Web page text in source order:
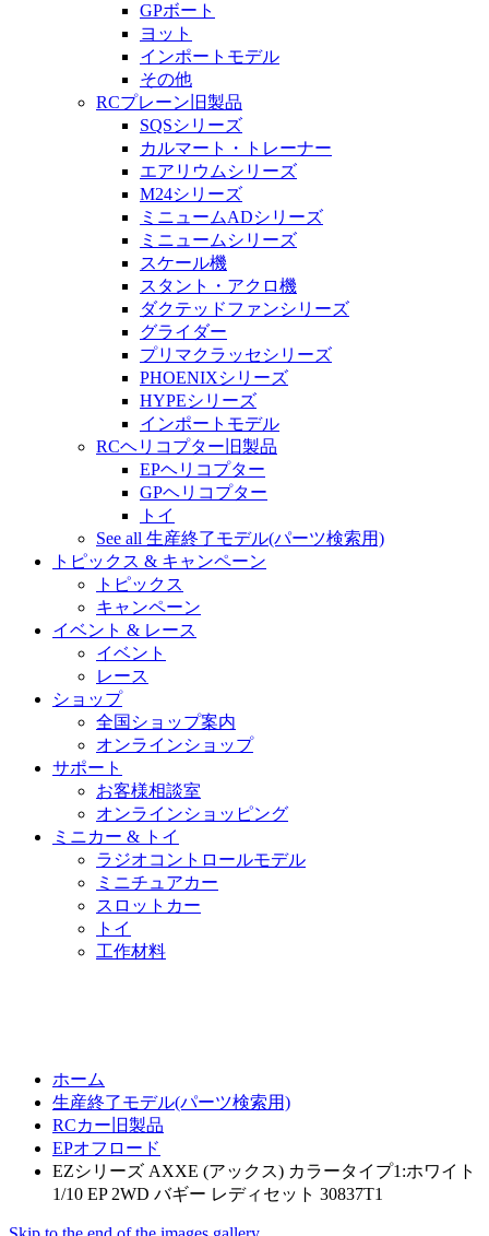
GPボート
ヨット
インポートモデル
その他
RCプレーン旧製品
SQSシリーズ
カルマート・トレーナー
エアリウムシリーズ
M24シリーズ
ミニュームADシリーズ
ミニュームシリーズ
スケール機
スタント・アクロ機
ダクテッドファンシリーズ
グライダー
プリマクラッセシリーズ
PHOENIXシリーズ
HYPEシリーズ
インポートモデル
RCヘリコプター旧製品
EPヘリコプター
GPヘリコプター
トイ
See all 生産終了モデル(パーツ検索用)
トピックス & キャンペーン
トピックス
キャンペーン
イベント & レース
イベント
レース
ショップ
全国ショップ案内
オンラインショップ
サポート
お客様相談室
オンラインショッピング
ミニカー & トイ
ラジオコントロールモデル
ミニチュアカー
スロットカー
トイ
工作材料
ホーム
生産終了モデル(パーツ検索用)
RCカー旧製品
EPオフロード
EZシリーズ AXXE (アックス) カラータイプ1:ホワイト
1/10 EP 2WD バギー レディセット 30837T1